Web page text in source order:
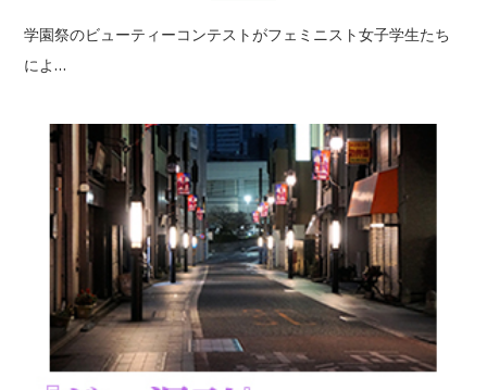
学園祭のビューティーコンテストがフェミニスト女子学生たち
によ…